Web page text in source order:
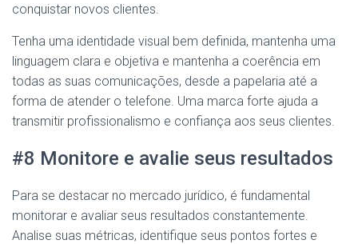
conquistar novos clientes.
Tenha uma identidade visual bem definida, mantenha uma
linguagem clara e objetiva e mantenha a coerência em
todas as suas comunicações, desde a papelaria até a
forma de atender o telefone. Uma marca forte ajuda a
transmitir profissionalismo e confiança aos seus clientes.
#8 Monitore e avalie seus resultados
Para se destacar no mercado jurídico, é fundamental
monitorar e avaliar seus resultados constantemente.
Analise suas métricas, identifique seus pontos fortes e